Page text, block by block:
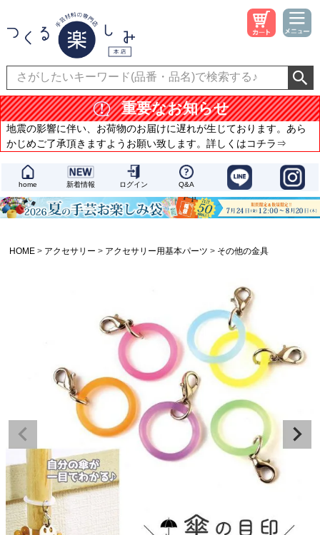
重要なお知らせ
地震の影響に伴い、お荷物のお届けに遅れが生じております。あら
かじめご了承頂きますようお願い致します。詳しくはコチラ⇒
home 新着情報 ログイン Q&A
HOME アクセサリー アクセサリー用基本パーツ その他の金具